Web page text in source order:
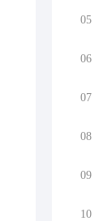
05
06
07
08
09
10